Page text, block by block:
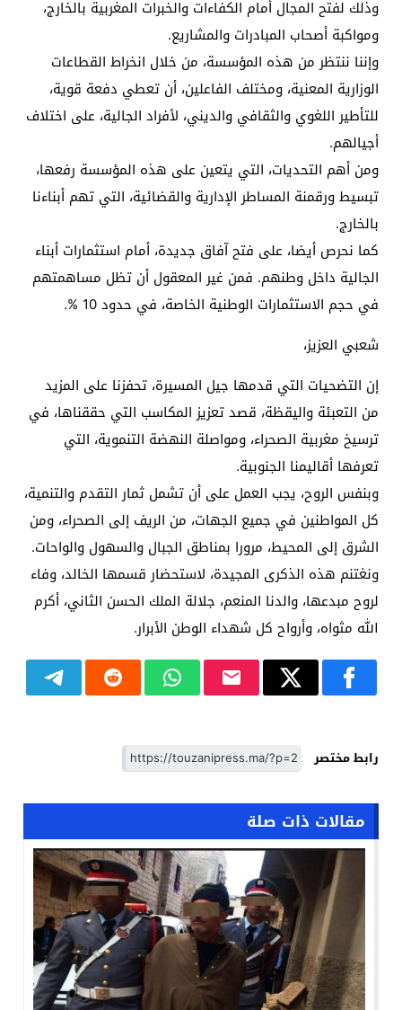
وذلك لفتح المجال أمام الكفاءات والخبرات المغربية بالخارج،
ومواكبة أصحاب المبادرات والمشاريع.
وإننا ننتظر من هذه المؤسسة، من خلال انخراط القطاعات
الوزارية المعنية، ومختلف الفاعلين، أن تعطي دفعة قوية،
للتأطير اللغوي والثقافي والديني، لأفراد الجالية، على اختلاف
أجيالهم.
ومن أهم التحديات، التي يتعين على هذه المؤسسة رفعها،
تبسيط ورقمنة المساطر الإدارية والقضائية، التي تهم أبناءنا
بالخارج.
كما نحرص أيضا، على فتح آفاق جديدة، أمام استثمارات أبناء
الجالية داخل وطنهم. فمن غير المعقول أن تظل مساهمتهم
في حجم الاستثمارات الوطنية الخاصة، في حدود 10 %.
شعبي العزيز،
إن التضحيات التي قدمها جيل المسيرة، تحفزنا على المزيد
من التعبئة واليقظة، قصد تعزيز المكاسب التي حققناها، في
ترسيخ مغربية الصحراء، ومواصلة النهضة التنموية، التي
تعرفها أقاليمنا الجنوبية.
وبنفس الروح، يجب العمل على أن تشمل ثمار التقدم والتنمية،
كل المواطنين في جميع الجهات، من الريف إلى الصحراء، ومن
الشرق إلى المحيط، مرورا بمناطق الجبال والسهول والواحات.
ونغتنم هذه الذكرى المجيدة، لاستحضار قسمها الخالد، وفاء
لروح مبدعها، والدنا المنعم، جلالة الملك الحسن الثاني، أكرم
الله مثواه، وأرواح كل شهداء الوطن الأبرار.
رابط مختصر
مقالات ذات صلة